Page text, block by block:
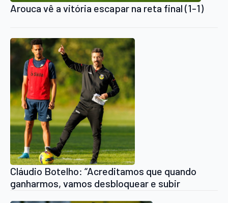
Arouca vê a vitória escapar na reta final (1-1)
Cláudio Botelho: “Acreditamos que quando
ganharmos, vamos desbloquear e subir